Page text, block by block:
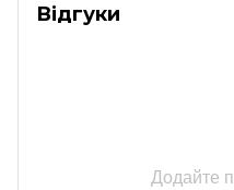
Відгуки
Додайте